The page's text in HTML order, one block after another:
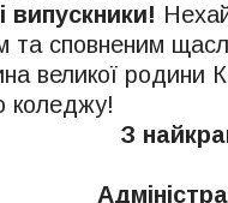
та сповненим
великої родини
коледжу!